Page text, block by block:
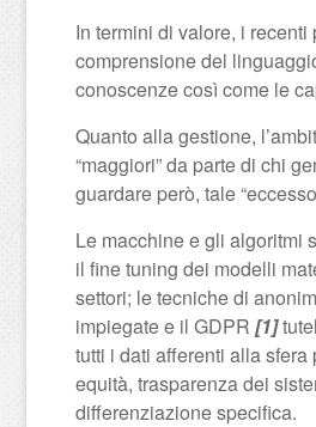
In termini di valore, i
comprensione del
conoscenze così come le
Quanto alla gestione,
“maggiori” da parte di chi
guardare però, tale
Le macchine e gli algoritmi
il fine tuning dei modelli
settori; le tecniche di
impiegate e il GDPR [1]
tutti i dati afferenti alla
equità, trasparenza dei
differenziazione specifica.